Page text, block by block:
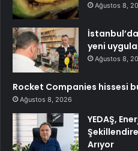
Ağustos 8,
yeni
Ağustos 8,
Rocket Companies hissesi
Ağustos 8, 2026
YEDAŞ,
Arıyor